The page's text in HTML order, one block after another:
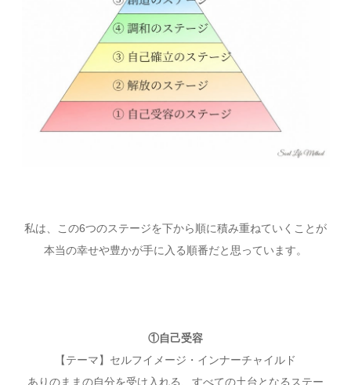
私は、この6つのステージを下から順に積み重ねていくことが
本当の幸せや豊かが手に入る順番だと思っています。
①自己受容
【テーマ】セルフイメージ・インナーチャイルド
ありのままの自分を受け入れる、すべての土台となるステー